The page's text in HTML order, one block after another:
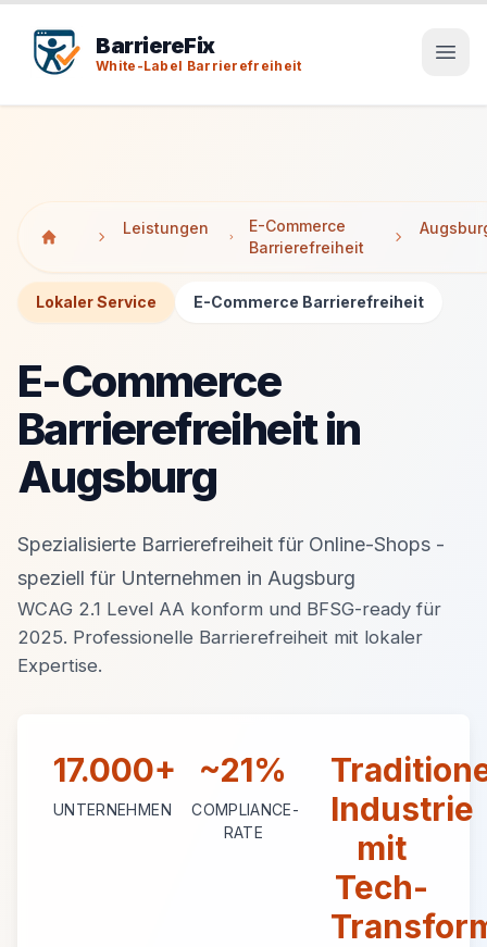
BarriereFix
White-Label Barrierefreiheit
Leistungen
E-Commerce
Barrierefreiheit
Lokaler Service E-Commerce Barrierefreiheit
E-Commerce
Barrierefreiheit in
Augsburg
Spezialisierte Barrierefreiheit für Online-Shops -
speziell für Unternehmen in Augsburg
WCAG 2.1 Level AA konform und BFSG-ready für
2025. Professionelle Barrierefreiheit mit lokaler
Expertise.
17.000+
UNTERNEHMEN
~21%
COMPLIANCE-
RATE
Industrie
mit
Tech-